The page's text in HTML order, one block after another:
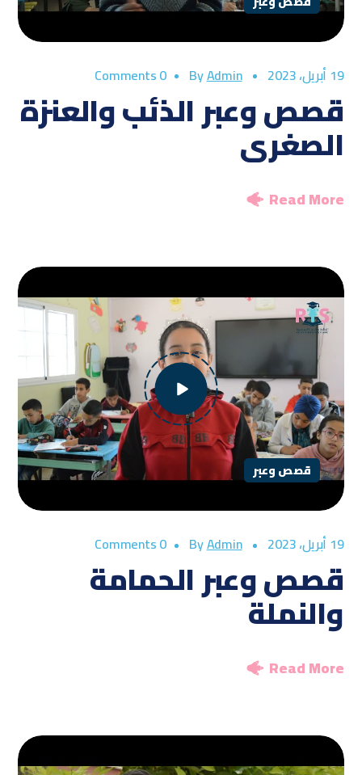
19 أبريل، 2023 By
Admin
0 Comments
قصص وعبر الذئب والعنزة
الصغرى
Read More
قصص وعبر
19 أبريل، 2023 By
Admin
0 Comments
قصص وعبر الحمامة
والنملة
Read More